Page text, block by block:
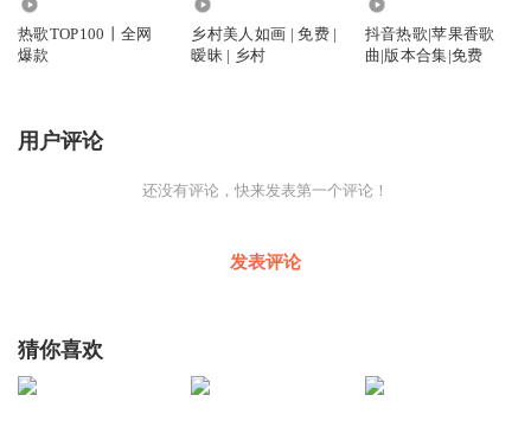
热歌TOP100丨全网
爆款
乡村美人如画 | 免费 |
暧昧 | 乡村
抖音热歌|苹果香歌
曲|版本合集|免费
用户评论
还没有评论，快来发表第一个评论！
发表评论
猜你喜欢